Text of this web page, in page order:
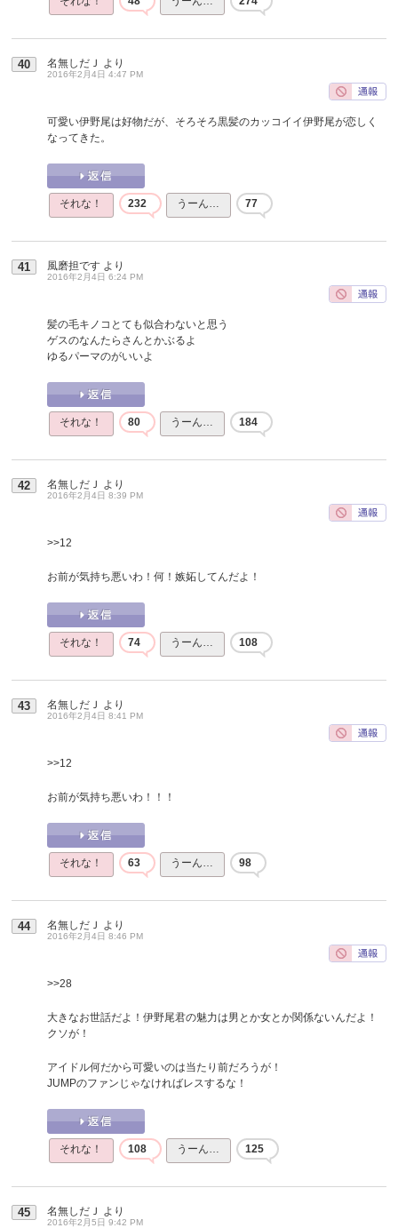
40 名無しだＪ より
2016年2月4日 4:47 PM
可愛い伊野尾は好物だが、そろそろ黒髪のカッコイイ伊野尾が恋しく
なってきた。
それな！ 232 うーん… 77
41 風磨担です より
2016年2月4日 6:24 PM
髪の毛キノコとても似合わないと思う
ゲスのなんたらさんとかぶるよ
ゆるパーマのがいいよ
それな！ 80 うーん… 184
42 名無しだＪ より
2016年2月4日 8:39 PM
>>12
お前が気持ち悪いわ！何！嫉妬してんだよ！
それな！ 74 うーん… 108
43 名無しだＪ より
2016年2月4日 8:41 PM
>>12
お前が気持ち悪いわ！！！
それな！ 63 うーん… 98
44 名無しだＪ より
2016年2月4日 8:46 PM
>>28
大きなお世話だよ！伊野尾君の魅力は男とか女とか関係ないんだよ！
クソが！
アイドル何だから可愛いのは当たり前だろうが！
JUMPのファンじゃなければレスするな！
それな！ 108 うーん… 125
45 名無しだＪ より
2016年2月5日 9:42 PM